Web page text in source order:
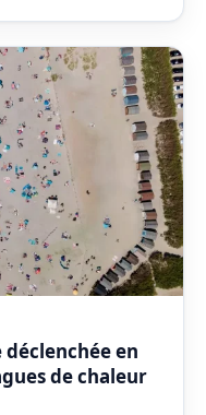
en
de chaleur